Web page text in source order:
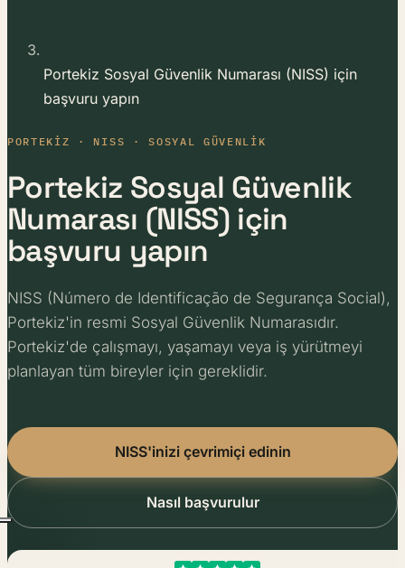
Portekiz Sosyal Güvenlik Numarası (NISS) için
başvuru yapın
PORTEKIZ · NISS · SOSYAL GÜVENLIK
Portekiz Sosyal Güvenlik
Numarası (NISS) için
başvuru yapın
NISS (Número de Identificação de Segurança Social),
Portekiz'in resmi Sosyal Güvenlik Numarasıdır.
Portekiz'de çalışmayı, yaşamayı veya iş yürütmeyi
planlayan tüm bireyler için gereklidir.
NISS'inizi çevrimiçi edinin
Nasıl başvurulur